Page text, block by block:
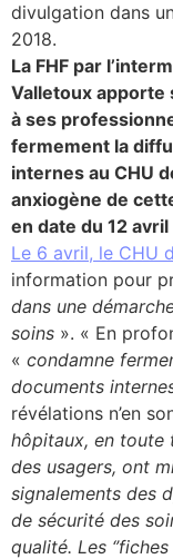
& patrimoine
écologique
CONNECTÉ
d’info
divulgation dans
2018.
La FHF par
Valletoux apporte
à ses
fermement la
internes au CHU
anxiogène de
en date du 12
Le 6 avril, le CHU
information pour
dans une
soins ». « En
« condamne
documents
révélations n’en
hôpitaux, en toute
des usagers, ont
signalements des
de sécurité des
qualité. Les